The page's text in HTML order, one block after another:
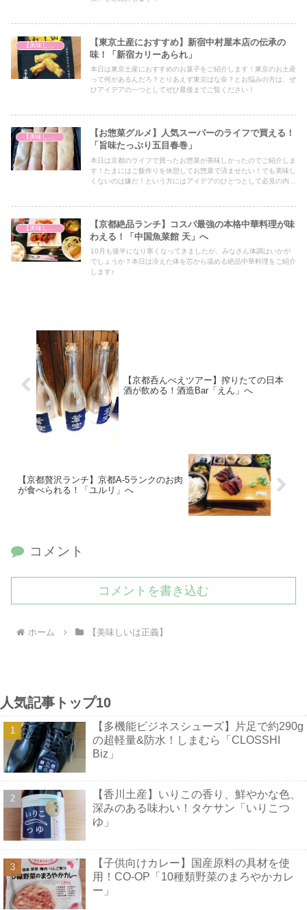
【東京土産におすすめ】新宿中村屋本店の伝承の
味！「新宿カリーあられ」
本日は東京土産におすすめのお菓子をご紹介します！東京のお土産
って何があるんだろ？とりあえず東京ばな奈？とお悩みの方は、ぜ
ひアイデアの一つとしてぜひ最後までご覧ください！
【お惣菜グルメ】人気スーパーのライフで買える！
「旨味たっぷり五目春巻」
本日は京都のライフで買ったお惣菜が美味しかったのでご紹介しま
す！たまにはご飯作りを休憩してお惣菜で済ませたい！でも美味し
くないのは嫌だ！という方にはアイデアのひとつとして必見の内容
【京都絶品ランチ】コスパ最強の本格中華料理が味
わえる！「中国魚菜館 天」へ
10月も後半になり寒くなってきましたが、みなさん体調はいかが
でしょうか？本日は冷えた体を芯から温める絶品中華料理をご紹介
します♪
【京都呑んべえツアー】搾りたての日本
酒が飲める！酒造Bar「えん」へ
【京都贅沢ランチ】京都A-5ランクのお肉
が食べられる！「ユルリ」へ
コメント
コメントを書き込む
ホーム 【美味しいは正義】
人気記事トップ10
【多機能ビジネスシューズ】片足で約290g
の超軽量&防水！しまむら「CLOSSHI
Biz」
【香川土産】いりこの香り、鮮やかな色、
深みのある味わい！タケサン「いりこつ
ゆ」
【子供向けカレー】国産原料の具材を使
用！CO-OP「10種類野菜のまろやかカレ
ー」